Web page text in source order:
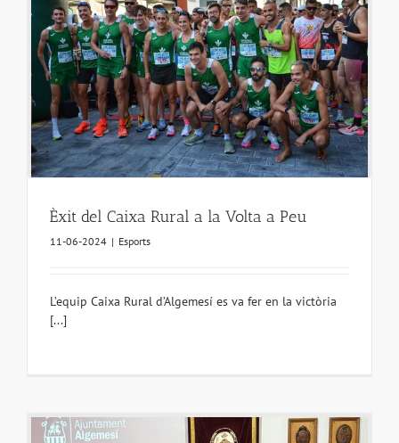
Èxit del Caixa Rural a la Volta a Peu
11-06-2024 | Esports
L’equip Caixa Rural d’Algemesí es va fer en la victòria
[...]